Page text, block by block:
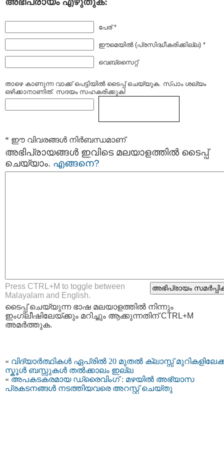
പേര് *
ഈമെയില്‍ (പ്രസിദ്ധീകരിക്കില്ല) *
വെബ്സൈറ്റ്
താഴെ കാണുന്ന വാക്ക് പെട്ടിയില്‍ ടൈപ്പ്‌ ചെയ്യുക. സ്പാം ശല്യം
ഒഴിക്കാനാണിത്. സദയം സഹകരിക്കുക!
* ഈ വിവരങ്ങള്‍ നിര്‍ബന്ധമാണ്
അഭിപ്രായങ്ങള്‍ ഇവിടെ മലയാളത്തില്‍ ടൈപ്പ്
ചെയ്യാം. എങ്ങനെ?
Press CTRL+M to toggle between
Malayalam and English.
ടൈപ്പ്‌ ചെയ്യുന്ന ഭാഷ മലയാളത്തില്‍ നിന്നും
ഇംഗ്ലീഷിലേയ്ക്കും മറിച്ചും ആക്കുന്നതിന് CTRL+M
അമര്‍ത്തുക.
« വിദ്യാർത്ഥികൾ ഏപ്രിൽ 20 മുതൽ ക്ലാസ്സ്‌
സ്കൂള്‍ ബസ്സുകള്‍ തല്‍ക്കാലം ഇല്ല
« അപകടകരമായ ഡ്രൈവിംഗ് : മഴയിൽ അഭ്യാസ
പ്രകടനങ്ങൾ നടത്തിയവരെ അറസ്റ്റ് ചെയ്തു